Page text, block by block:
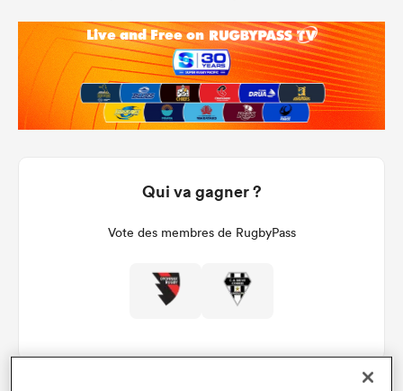
Qui va gagner ?
Vote des membres de RugbyPass